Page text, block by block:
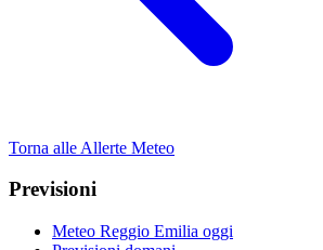
Torna alle Allerte Meteo
Previsioni
Meteo Reggio Emilia oggi